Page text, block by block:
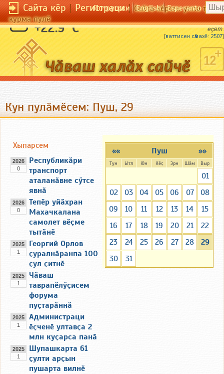
Сайта кӗр|Регистраци|Сайта кӗрсен унпа
курма пулӗ
По-русски English Esperanto
+22.9 °C
Шаланкӑ шыв кӑларать, ула курак пырса
ӗҫет.
[ваттисен сӑмахӗ: 2507]
Кун пулӑмӗсем: Пуш, 29
»»
«« Пуш
Тун Ытл Юн Кӗҫ Эрн Шӑм Выр
01
02
03 04 05 06 07
08
09
10 11 12 13 14
15
16
17 18 19 20 21
22
23
24 25 26 27 28
29
30
31
Хыпарсем
2026
0
Республикӑри
транспорт
аталанӑвне сӳтсе
явнӑ
2026
0
Тепӗр уйӑхран
Махачкалана
самолет вӗҫме
тытӑнӗ
2025
1
Георгий Орлов
ҫуралнӑранпа 100
ҫул ҫитнӗ
2025
1
Чӑваш
таврапӗлӳҫисем
форума
пуҫтарӑннӑ
2025
1
Администраци
ӗҫченӗ ултавҫа 2
млн куҫарса панӑ
2025
1
Шупашкарта 61
ҫулти арҫын
пушарта вилнӗ